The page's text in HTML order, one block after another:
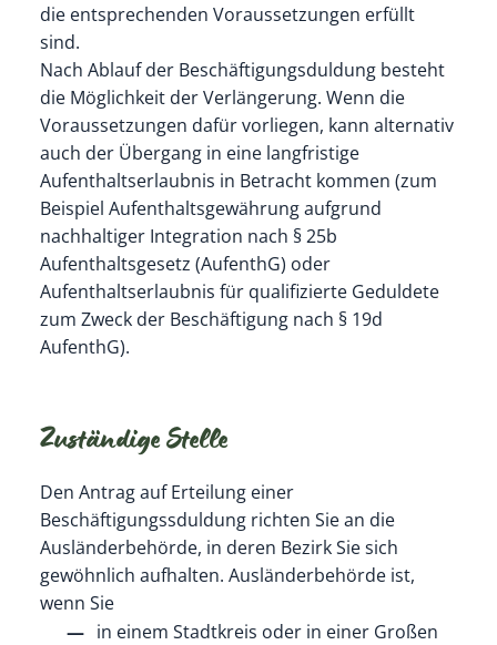
die entsprechenden Voraussetzungen erfüllt
sind.
Nach Ablauf der Beschäftigungsduldung besteht
die Möglichkeit der Verlängerung. Wenn die
Voraussetzungen dafür vorliegen, kann alternativ
auch der Übergang in eine langfristige
Aufenthaltserlaubnis in Betracht kommen (zum
Beispiel Aufenthaltsgewährung aufgrund
nachhaltiger Integration nach § 25b
Aufenthaltsgesetz (AufenthG) oder
Aufenthaltserlaubnis für qualifizierte Geduldete
zum Zweck der Beschäftigung nach § 19d
AufenthG).
Zuständige Stelle
Den Antrag auf Erteilung einer
Beschäftigungssduldung richten Sie an die
Ausländerbehörde, in deren Bezirk Sie sich
gewöhnlich aufhalten. Ausländerbehörde ist,
wenn Sie
in einem Stadtkreis oder in einer Großen